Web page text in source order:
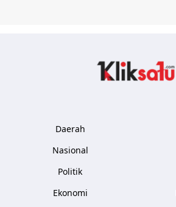
Daerah
Nasional
Politik
Ekonomi